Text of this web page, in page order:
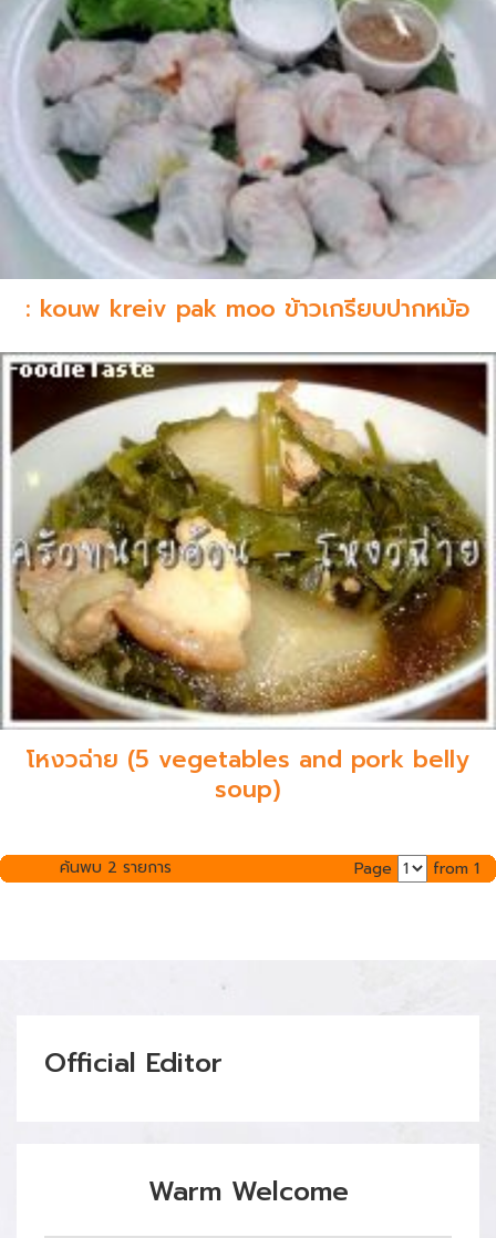
: kouw kreiv pak moo ข้าวเกรียบปากหม้อ
โหงวฉ่าย (5 vegetables and pork belly
soup)
ค้นพบ 2 รายการ Page from 1
Official Editor
Warm Welcome